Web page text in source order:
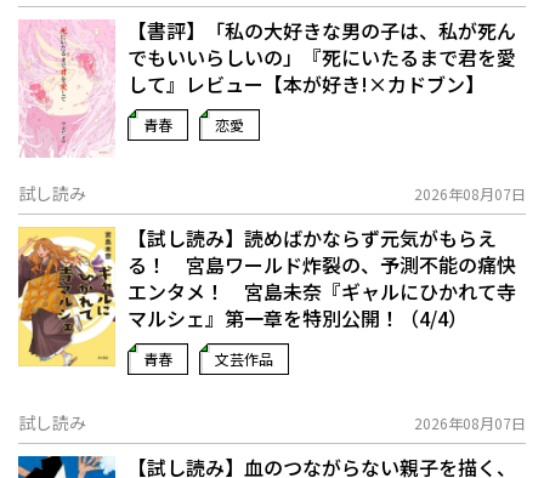
【書評】「私の大好きな男の子は、私が死ん
でもいいらしいの」――『死にいたるまで君を愛
して』レビュー【本が好き!×カドブン】
青春 恋愛
試し読み 2026年08月07日
【試し読み】読めばかならず元気がもらえ
る！ 宮島ワールド炸裂の、予測不能の痛快
エンタメ！ 宮島未奈『ギャルにひかれて寺
マルシェ』第一章を特別公開！（4/4）
青春 文芸作品
試し読み 2026年08月07日
【試し読み】血のつながらない親子を描く、